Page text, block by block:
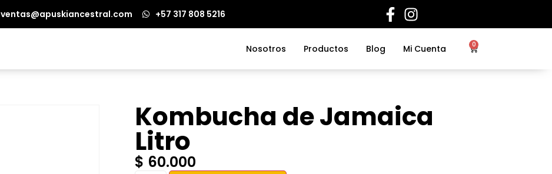
ventas@apuskiancestral.com +57 317 808 5216
Nosotros Productos Blog Mi Cuenta 0
Kombucha de Jamaica
Litro
$ 60.000